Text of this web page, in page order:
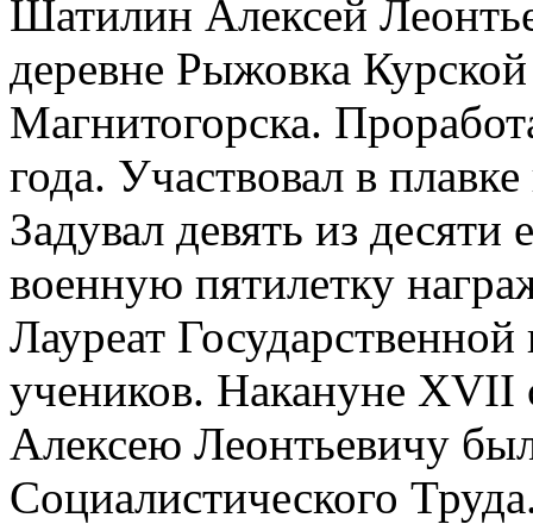
Шатилин Алексей
деревне Рыжовка
Магнитогорска.
года. Участвовал в
Задувал девять из десяти
военную пятилетку
Лауреат
учеников. Накануне
Алексею Леонтьевичу
Социалистического